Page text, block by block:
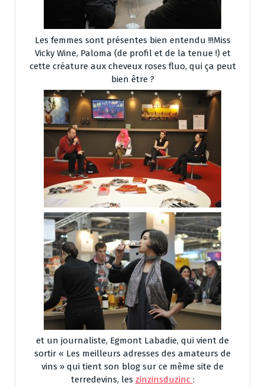
Les femmes sont présentes bien entendu !!!Miss
Vicky Wine, Paloma (de profil et de la tenue !) et
cette créature aux cheveux roses fluo, qui ça peut
bien être ?
et un journaliste, Egmont Labadie, qui vient de
sortir « Les meilleurs adresses des amateurs de
vins » qui tient son blog sur ce même site de
terredevins, les zinzinsduzinc :